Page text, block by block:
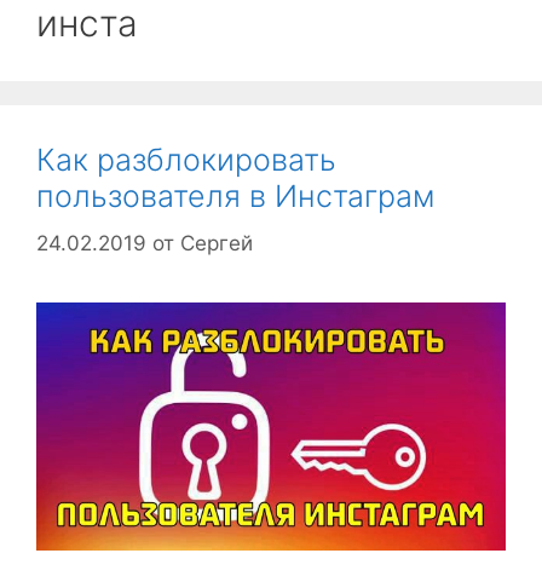
инста
Как разблокировать
пользователя в Инстаграм
24.02.2019 от Сергей